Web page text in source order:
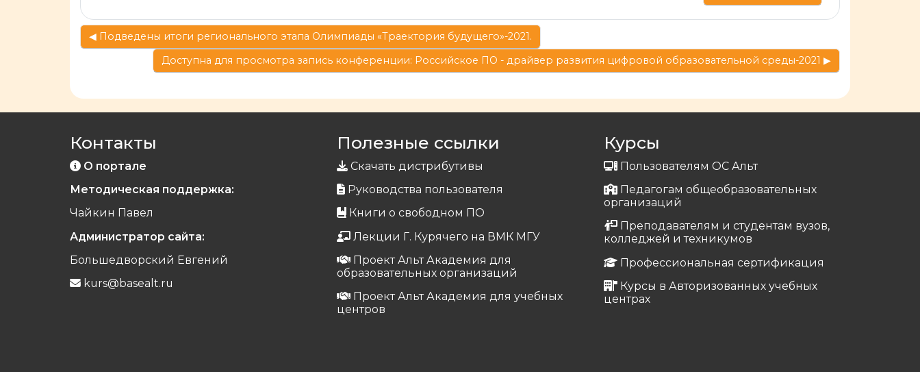
◀︎ Подведены итоги регионального этапа Олимпиады «Траектория будущего»-2021.
Доступна для просмотра запись конференции: Российское ПО - драйвер развития цифровой образовательной среды-2021 ▶︎
Контакты
О портале
Методическая поддержка:
Чайкин Павел
Администратор сайта:
Большедворский Евгений
kurs@basealt.ru
Полезные ссылки
Скачать дистрибутивы
Руководства пользователя
Книги о свободном ПО
Лекции Г. Курячего на ВМК МГУ
Проект Альт Академия для
образовательных организаций
Проект Альт Академия для учебных
центров
Курсы
Пользователям ОС Альт
Педагогам общеобразовательных
организаций
Преподавателям и студентам вузов,
колледжей и техникумов
Профессиональная сертификация
Курсы в Авторизованных учебных
центрах